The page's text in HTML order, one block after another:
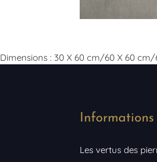
Dimensions : 30 X 60 cm/60 X 60
Informations
Les vertus des